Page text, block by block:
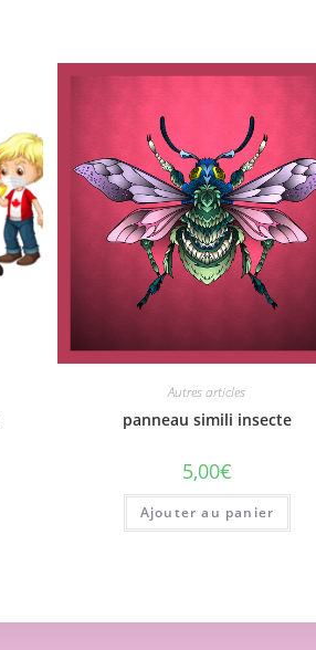
Autres articles
panneau simili insecte
5,00€
Ajouter au panier